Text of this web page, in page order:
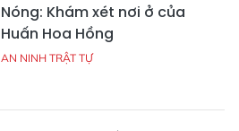
Nóng: Khám xét nơi ở của
Huấn Hoa Hồng
AN NINH TRẬT TỰ